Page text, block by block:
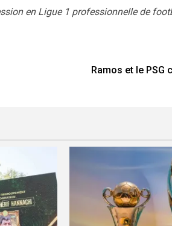
en Ligue 1 professionnelle de
Ramos et le PSG